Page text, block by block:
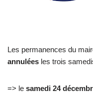
Les permanences du
annulées les trois
=> le samedi 24